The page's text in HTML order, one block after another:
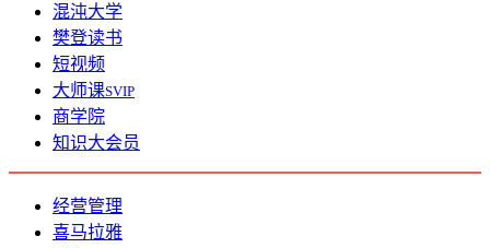
混沌大学
樊登读书
短视频
大师课SVIP
商学院
知识大会员
经营管理
喜马拉雅